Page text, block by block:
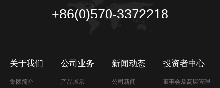
+86(0)570-3372218
关于我们
集团简介
公司业务
产品展示
新闻动态
公司新闻
投资者中心
董事会及高层管理